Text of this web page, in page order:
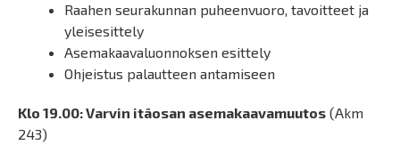
Raahen seurakunnan puheenvuoro, tavoitteet ja
yleisesittely
Asemakaavaluonnoksen esittely
Ohjeistus palautteen antamiseen
Klo 19.00: Varvin itäosan asemakaavamuutos (Akm
243)